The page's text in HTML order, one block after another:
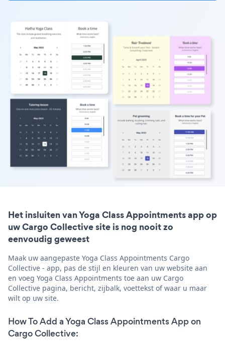
Het insluiten van Yoga Class Appointments app op
uw Cargo Collective site is nog nooit zo
eenvoudig geweest
Maak uw aangepaste Yoga Class Appointments Cargo
Collective - app, pas de stijl en kleuren van uw website aan
en voeg Yoga Class Appointments toe aan uw Cargo
Collective pagina, bericht, zijbalk, voettekst of waar u maar
wilt op uw site.
How To Add a Yoga Class Appointments App on
Cargo Collective: